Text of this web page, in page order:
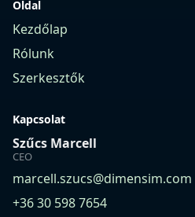
Oldal
Kezdőlap
Rólunk
Szerkesztők
Kapcsolat
Szűcs Marcell
CEO
marcell.szucs@dimensim.com
+36 30 598 7654